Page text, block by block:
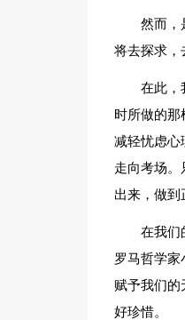
然而，
将去探求，
在此，
时所做的
减轻忧虑心
走向考场。
出来，做到
在我们
罗马哲学家
赋予我们的
好珍惜。